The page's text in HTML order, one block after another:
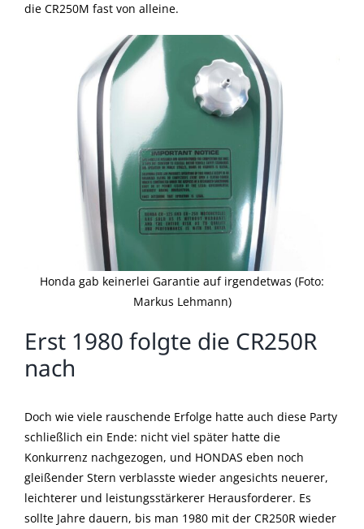
die CR250M fast von alleine.
Honda gab keinerlei Garantie auf irgendetwas (Foto:
Markus Lehmann)
Erst 1980 folgte die CR250R
nach
Doch wie viele rauschende Erfolge hatte auch diese Party
schließlich ein Ende: nicht viel später hatte die
Konkurrenz nachgezogen, und HONDAS eben noch
gleißender Stern verblasste wieder angesichts neuerer,
leichterer und leistungsstärkerer Herausforderer. Es
sollte Jahre dauern, bis man 1980 mit der CR250R wieder